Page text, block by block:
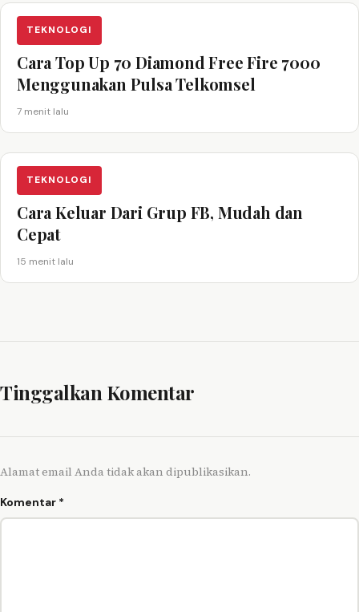
TEKNOLOGI
Cara Top Up 70 Diamond Free Fire 7000
Menggunakan Pulsa Telkomsel
7 menit lalu
TEKNOLOGI
Cara Keluar Dari Grup FB, Mudah dan
Cepat
15 menit lalu
Tinggalkan Komentar
Alamat email Anda tidak akan dipublikasikan.
Komentar *